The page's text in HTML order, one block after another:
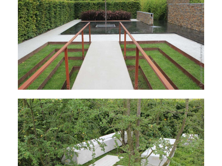
Das Brasilianische Gartenkabinett des
Landschaftsarchitekten Alex Hanazaki mit
inversen Pyramidenformen, Wasser, CorTen-
Stahl und Mauern
Travertinstein als Belag und Sitzblock mit
einem in Chile beheimatetem Gehölz und